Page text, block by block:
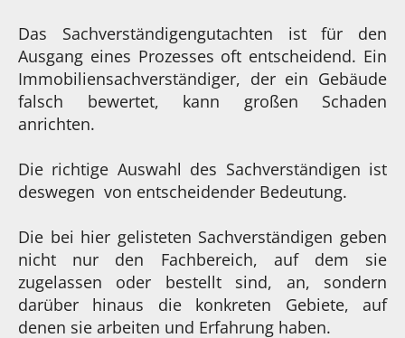
Das Sachverständigengutachten ist für den
Ausgang eines Prozesses oft entscheidend. Ein
Immobiliensachverständiger, der ein Gebäude
falsch bewertet, kann großen Schaden
anrichten.
Die richtige Auswahl des Sachverständigen ist
deswegen von entscheidender Bedeutung.
Die bei hier gelisteten Sachverständigen geben
nicht nur den Fachbereich, auf dem sie
zugelassen oder bestellt sind, an, sondern
darüber hinaus die konkreten Gebiete, auf
denen sie arbeiten und Erfahrung haben.